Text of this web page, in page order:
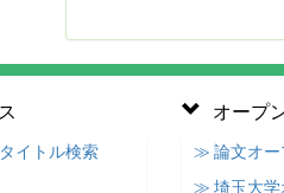
イトル検索
オープ
≫ 論文オー
≫ 埼玉大学